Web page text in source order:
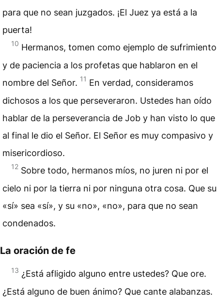
para que no sean juzgados. ¡El Juez ya está a la
puerta!
10 Hermanos, tomen como ejemplo de sufrimiento
y de paciencia a los profetas que hablaron en el
nombre del Señor. 11 En verdad, consideramos
dichosos a los que perseveraron. Ustedes han oído
hablar de la perseverancia de Job y han visto lo que
al final le dio el Señor. El Señor es muy compasivo y
misericordioso.
12 Sobre todo, hermanos míos, no juren ni por el
cielo ni por la tierra ni por ninguna otra cosa. Que su
«sí» sea «sí», y su «no», «no», para que no sean
condenados.
La oración de fe
13 ¿Está afligido alguno entre ustedes? Que ore.
¿Está alguno de buen ánimo? Que cante alabanzas.